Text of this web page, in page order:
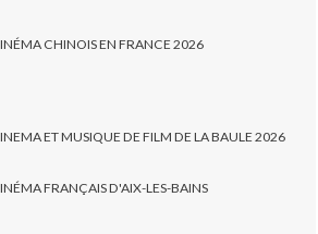
CHINOIS EN FRANCE 2026
ET MUSIQUE DE FILM DE LA BAULE 2026
FRANÇAIS D'AIX-LES-BAINS